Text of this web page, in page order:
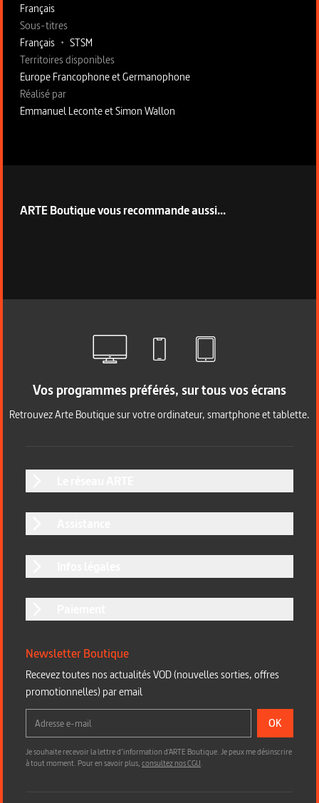
Français
Sous-titres
Français • STSM
Territoires disponibles
Europe Francophone et Germanophone
Fiche technique section droite
Réalisé par
Emmanuel Leconte et Simon Wallon
ARTE Boutique vous recommande aussi...
Vos programmes préférés, sur tous vos écrans
Retrouvez Arte Boutique sur votre ordinateur, smartphone et tablette.
Newsletter Boutique
Recevez toutes nos actualités VOD (nouvelles sorties, offres
promotionnelles) par email
OK
Je souhaite recevoir la lettre d’information d'ARTE Boutique. Je peux me désinscrire
à tout moment. Pour en savoir plus,consultez nos CGU.